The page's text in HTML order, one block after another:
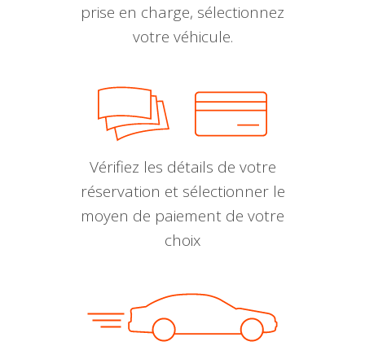
prise en charge, sélectionnez
votre véhicule.
Vérifiez les détails de votre
réservation et sélectionner le
moyen de paiement de votre
choix